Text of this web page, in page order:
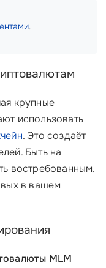
.
крупные
использовать
. Это создаёт
Быть на
востребованным.
в вашем
MLM